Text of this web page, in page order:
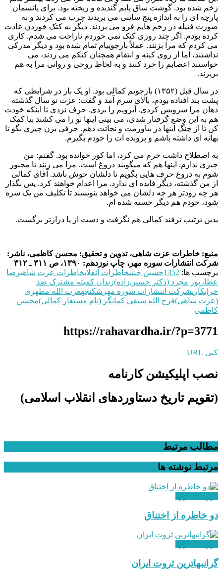
زخم شده بود. گوشت ساق پایم گندیده و ریخته بود. برای پانسمان
پارچه ای را به اندازه پنج سانتی می بریدند چرب می کردند و به
صورت فتیله در زخم هایم فرو می بردند. دیگر به کتک خوردن عادت
کرده بودم. اگر چند روزی کتک نمی خوردم ناراحت می شدم. کاری
می کردم که مرا بزنند. عملاً بازجوییام تمام شده بود و دیگر مدرکی
نداشتند، اما از روی کینه و انتقام همچنان کتکم می زدند، می
خواستند اعصابم را خرد کنند و به لحاظ روحی و روانی مرا به هم
بریزند.
در سال قبل (۱۳۵۲) بازجویم کمالی بود. او یک بار در شرایطی که
پشت بند افتاده بودم، بالای سرم آمد و گفت: عزت تو سال گذشته
دهان مرا سرویس کردی. آبرویم را بردی. حرف نزدی تا اینکه خودت
هم به این وضع گرفتار شدی، می بینی اینها تو را می کشند بیا کمک
کن تا از چنگ اینها در بیاورمت و نجاتت دهم. حرفی بزن چیزی بگو تا
بهانه ای داشته باشم و پرونده ات را خودم بگیرم.
به اصطلاح داشت خرم می کرد، اما کور خوانده بود. گفتم: من
چیزی ندارم. اینها هم که میگویند دروغ است. مرا می زنند تا مجبور
شوم به دروغ حرف هایی بگویم تا دلشان خوش باشد. آقای کمالی
از من گذشته، دیگر فایده ای ندارد. مرا اعدام خواهند کرد. پس بگذار
هر چه زودتر هر چه دلشان می خواهد بنویسند تا تکلیف من یک سره
شود، خودم هم دیگر خسته شده ام.
بدین ترتیب ترفند کمالی هم نگرفت و دست از پا درازتر برگشت.
منبع: خاطرات عزت شاهی، تدوین و تحقیق: محسن کاظمی، ناشر:
شرکت انتشارات‌ سوره مهر، چاپ نوزدهم: ۱۳۹۰، ص
۳۱۱ ـ ۳۱۲
برچسب ها: 1352حسین جنتیخاطرات انقلابخاطرات عزت شاهیرضا
عطارپور مجرد (دکتر حسین‌زاده)زندان کمیته مشترک ضد
خرابکاریشرکت انتشارات‌ سوره مهر شکنجهعزت الله مطهری
(عزت شاهی)فرج‌ الله سیفی کمانگر (نام مستعار کمالی)محسن
کاظمی
https://rahavardha.ir/?p=3771
کپی URL
نصب اپلیکیشن کارنامه
(تقویم تاریخ دستاوردهای انقلاب اسلامی​)
مطالب مرتبط
مرتبط نوشته ها
دو خاطره از اختناق
گرانبهاترین ثروت ایران